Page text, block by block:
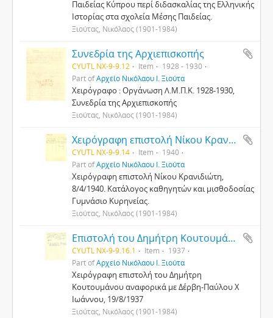
Παιδείας Κύπρου περί διδασκαλίας της Ελληνικής
Ιστορίας στα σχολεία Μέσης Παιδείας.
Ξιούτας, Νικόλαος (1901-1984)
Συνεδρία της Αρχιεπισκοπής
CYUTL NX-9-9.12 Item
1928 - 1930
Part ofΑρχείο Νικόλαου Ι. Ξιούτα
Χειρόγραφο : Οργάνωση Λ.Μ.Π.Κ. 1928-1930,
Συνεδρία της Αρχιεπισκοπής
Ξιούτας, Νικόλαος (1901-1984)
Χειρόγραφη επιστολή Νίκου Κρανιδιώτη, 8/4/1940
CYUTL NX-9-9.14 Item
1940
Part ofΑρχείο Νικόλαου Ι. Ξιούτα
Χειρόγραφη επιστολή Νίκου Κρανιδιώτη,
8/4/1940. Κατάλογος καθηγητών και μισθοδοσίας
Γυμνάσιο Κυρηνείας.
Ξιούτας, Νικόλαος (1901-1984)
Επιστολή του Δημήτρη Κουτουμάνου προς Νικόλαο Ξιούτα αναφορικά με Δέρβη-Παύλου Χ Ιωάννου
CYUTL NX-9-9.16.1 Item
1937
Part ofΑρχείο Νικόλαου Ι. Ξιούτα
Χειρόγραφη επιστολή του Δημήτρη
Κουτουμάνου αναφορικά με Δέρβη-Παύλου Χ
Ιωάννου, 19/8/1937
Ξιούτας, Νικόλαος (1901-1984)